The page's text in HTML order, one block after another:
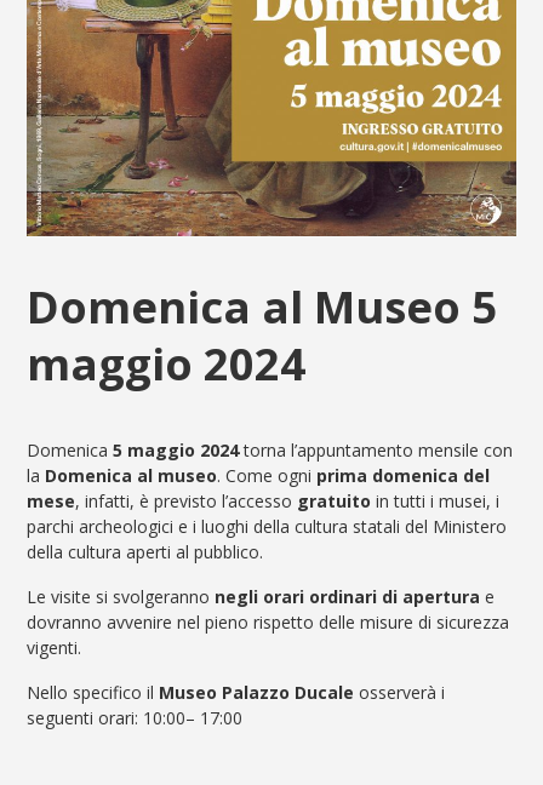
Domenica al Museo 5
maggio 2024
Domenica5 maggio 2024torna l’appuntamento mensile con
la Domenica al museo. Come ogni prima domenica del
mese, infatti, è previsto l’accesso gratuitoin tutti i musei, i
parchi archeologici e i luoghi della cultura statali del Ministero
della cultura aperti al pubblico.
Le visite si svolgeranno negli orari ordinari di apertura e
dovranno avvenire nel pieno rispetto delle misure di sicurezza
vigenti.
Nello specifico il Museo Palazzo Ducale osserverà i
seguenti orari: 10:00– 17:00